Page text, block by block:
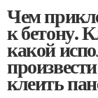
Чем
к бетону.
какой
клеить